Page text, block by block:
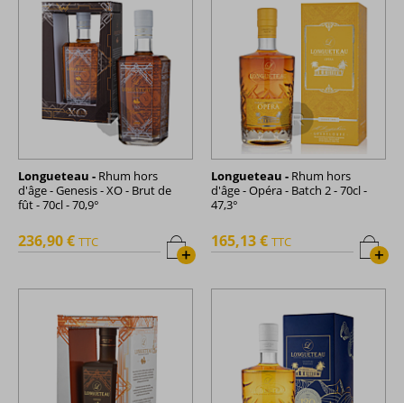
Longueteau - Rhum hors
d'âge - Genesis - XO - Brut de
fût - 70cl - 70,9°
+
236,90 € TTC
Longueteau - Rhum hors
d'âge - Opéra - Batch 2 - 70cl -
47,3°
+
165,13 € TTC